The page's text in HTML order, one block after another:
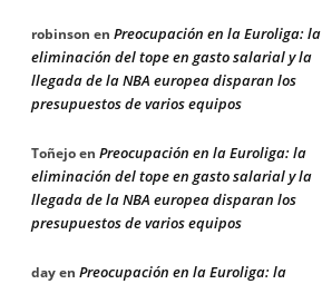
robinson en Preocupación en la Euroliga: la
eliminación del tope en gasto salarial y la
llegada de la NBA europea disparan los
presupuestos de varios equipos
Toñejoen Preocupación en la Euroliga: la
eliminación del tope en gasto salarial y la
llegada de la NBA europea disparan los
presupuestos de varios equipos
dayen Preocupación en la Euroliga: la